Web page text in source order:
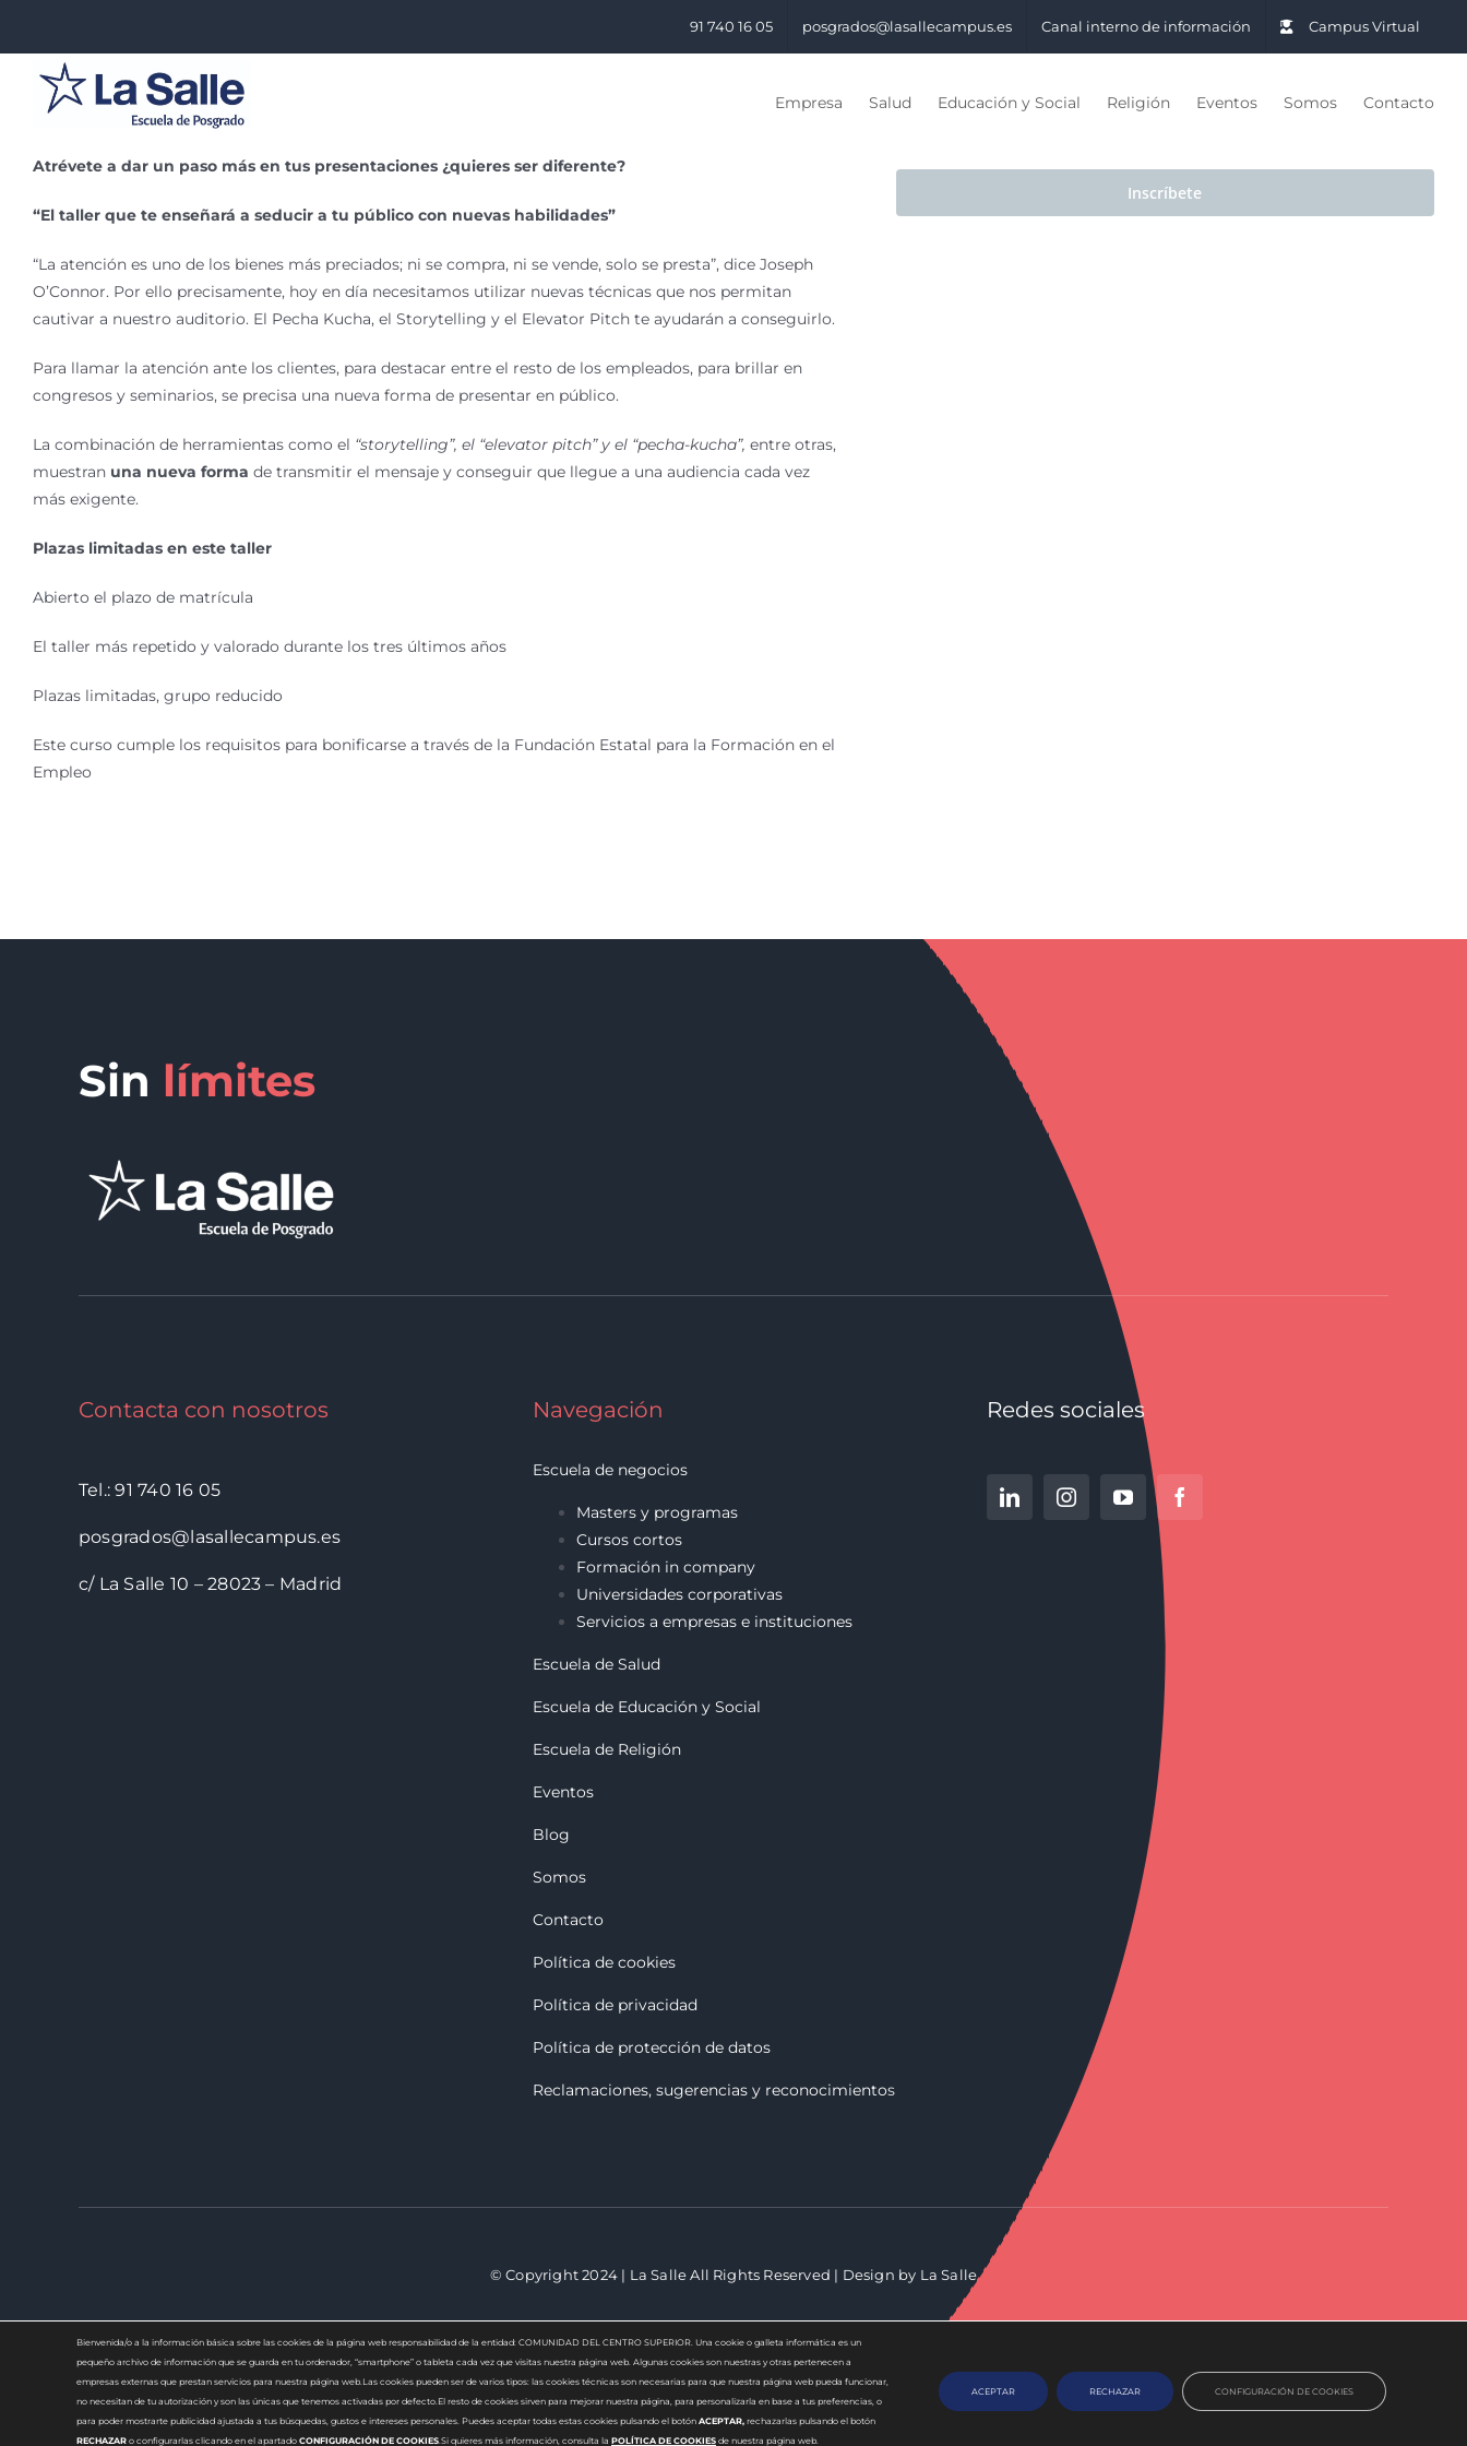
contenido
91 740 16 05 posgrados@lasallecampus.es Canal interno de información Campus Virtual
Empresa Salud Educación y Social Religión Eventos Somos Contacto
Atrévete a dar un paso más en tus presentaciones ¿quieres ser diferente?
“El taller que te enseñará a seducir a tu público con nuevas habilidades”
“La atención es uno de los bienes más preciados; ni se compra, ni se vende, solo se presta”, dice Joseph
O’Connor. Por ello precisamente, hoy en día necesitamos utilizar nuevas técnicas que nos permitan
cautivar a nuestro auditorio. El Pecha Kucha, el Storytelling y el Elevator Pitch te ayudarán a conseguirlo.
Para llamar la atención ante los clientes, para destacar entre el resto de los empleados, para brillar en
congresos y seminarios, se precisa una nueva forma de presentar en público.
La combinación de herramientas como el “storytelling”, el “elevator pitch” y el “pecha-kucha”, entre otras,
muestran una nueva forma de transmitir el mensaje y conseguir que llegue a una audiencia cada vez
más exigente.
Plazas limitadas en este taller
Abierto el plazo de matrícula
El taller más repetido y valorado durante los tres últimos años
Plazas limitadas, grupo reducido
Este curso cumple los requisitos para bonificarse a través de la Fundación Estatal para la Formación en el
Empleo
Inscríbete
Sin límites
Contacta con nosotros
Tel.: 91 740 16 05
posgrados@lasallecampus.es
c/ La Salle 10 – 28023 – Madrid
Navegación
Escuela de negocios
Masters y programas
Cursos cortos
Formación in company
Universidades corporativas
Servicios a empresas e instituciones
Escuela de Salud
Escuela de Educación y Social
Escuela de Religión
Eventos
Blog
Somos
Contacto
Política de cookies
Política de privacidad
Política de protección de datos
Reclamaciones, sugerencias y reconocimientos
Redes sociales
© Copyright 2024 | La Salle All Rights Reserved | Design by La Salle
Bienvenida/o a la información básica sobre las cookies de la página web responsabilidad de la entidad: COMUNIDAD DEL CENTRO SUPERIOR. Una cookie o galleta informática es un
pequeño archivo de información que se guarda en tu ordenador, “smartphone” o tableta cada vez que visitas nuestra página web. Algunas cookies son nuestras y otras pertenecen a
empresas externas que prestan servicios para nuestra página web.Las cookies pueden ser de varios tipos: las cookies técnicas son necesarias para que nuestra página web pueda funcionar,
no necesitan de tu autorización y son las únicas que tenemos activadas por defecto.El resto de cookies sirven para mejorar nuestra página, para personalizarla en base a tus preferencias, o
para poder mostrarte publicidad ajustada a tus búsquedas, gustos e intereses personales. Puedes aceptar todas estas cookies pulsando el botón ACEPTAR, rechazarlas pulsando el botón
RECHAZAR o configurarlas clicando en el apartado CONFIGURACIÓN DE COOKIES.Si quieres más información, consulta la POLÍTICA DE COOKIES de nuestra página web.
ACEPTAR RECHAZAR CONFIGURACIÓN DE COOKIES